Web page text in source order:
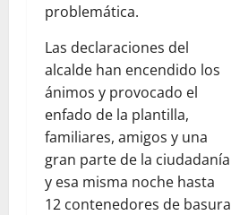
problemática.
Las declaraciones del
alcalde han encendido los
ánimos y provocado el
enfado de la plantilla,
familiares, amigos y una
gran parte de la ciudadanía
y esa misma noche hasta
12 contenedores de basura